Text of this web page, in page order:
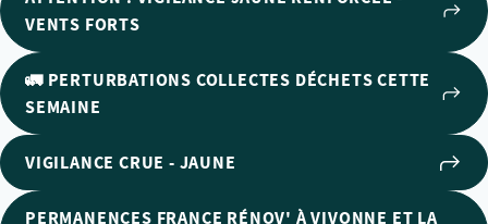
VENTS FORTS
🚛 PERTURBATIONS COLLECTES DÉCHETS CETTE
SEMAINE
VIGILANCE CRUE - JAUNE
PERMANENCES FRANCE RÉNOV' À VIVONNE ET LA